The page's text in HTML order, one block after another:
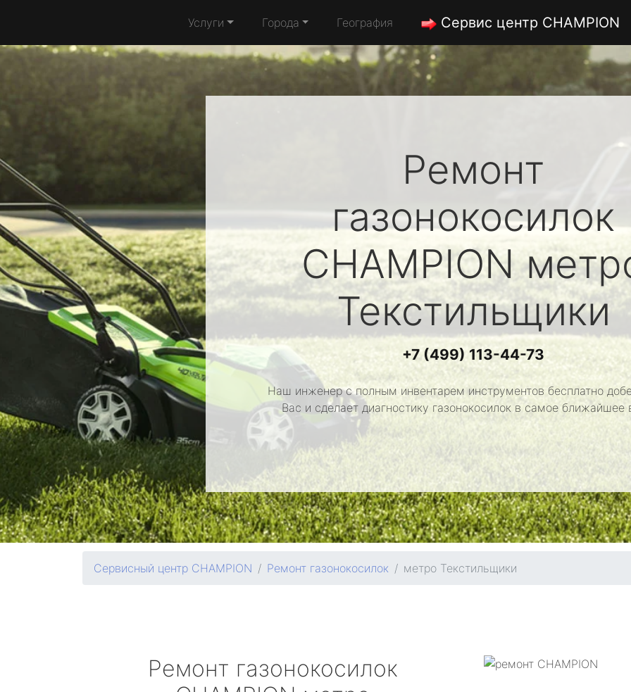
Услуги Города География Сервис центр CHAMPION
Ремонт
газонокосилок
CHAMPION
Текстильщики
+7 (499) 113-44-73
Наш инженер с полным инвентарем инструментов бесплатно
Вас и сделает диагностику газонокосилок в самое ближайшее
Сервисный центр CHAMPION Ремонт газонокосилок метро Текстильщики
Ремонт газонокосилок